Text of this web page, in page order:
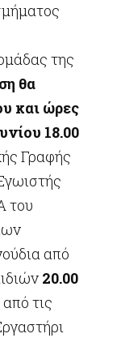
της
θα
και ώρες
18.00
Γραφής
του
από
20.00
τις